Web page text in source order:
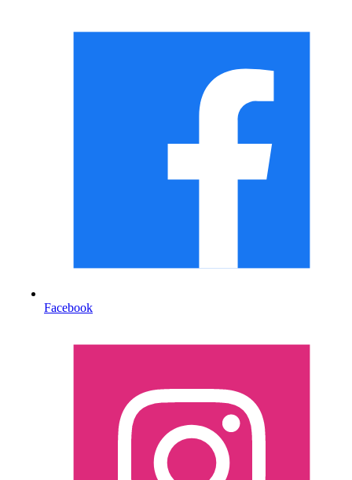
Facebook